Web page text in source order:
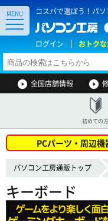
コスパで選ぼう！パソ
ログイン おトクな
MENU
全国店舗情報
初めての方
PCパーツ・周辺
パソコン工房通販トップ
キーボード